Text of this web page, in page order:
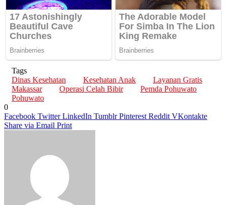
Tags
Dinas Kesehatan
Kesehatan Anak
Layanan Gratis
Makassar
Operasi Celah Bibir
Pemda Pohuwato
Pohuwato
0
Facebook Twitter LinkedIn Tumblr Pinterest Reddit VKontakte
Share via Email Print